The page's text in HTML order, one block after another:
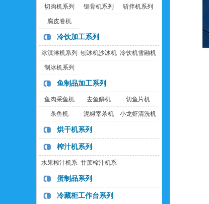
切肉机系列 锯骨机系列 斩拌机系列
腐皮卷机
冷饮加工系列
冰淇淋机系列 刨冰机沙冰机 冷饮机雪融机
制冰机系列
鱼制品加工系列
鱼肉采鱼机 去鱼鳞机 切鱼片机
杀鱼机 泥鳅宰杀机 小龙虾清洗机
烘干机系列
榨汁机系列
水果榨汁机系
列
甘蔗榨汁机系
蛋制品系列
冷藏柜工作台系列